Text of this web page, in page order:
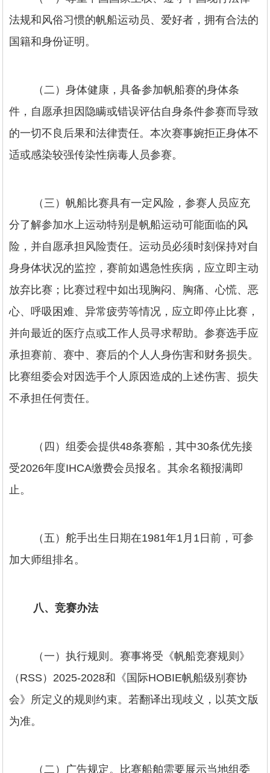
法规和风俗习惯的帆船运动员、爱好者，拥有合法的
国籍和身份证明。
（二）身体健康，具备参加帆船赛的身体条
件，自愿承担因隐瞒或错误评估自身条件参赛而导致
的一切不良后果和法律责任。本次赛事婉拒正身体不
适或感染较强传染性病毒人员参赛。
（三）帆船比赛具有一定风险，参赛人员应充
分了解参加水上运动特别是帆船运动可能面临的风
险，并自愿承担风险责任。运动员必须时刻保持对自
身身体状况的监控，赛前如遇急性疾病，应立即主动
放弃比赛；比赛过程中如出现胸闷、胸痛、心慌、恶
心、呼吸困难、异常疲劳等情况，应立即停止比赛，
并向最近的医疗点或工作人员寻求帮助。参赛选手应
承担赛前、赛中、赛后的个人人身伤害和财务损失。
比赛组委会对因选手个人原因造成的上述伤害、损失
不承担任何责任。
（四）组委会提供48条赛船，其中30条优先接
受2026年度IHCA缴费会员报名。其余名额报满即
止。
（五）舵手出生日期在1981年1月1日前，可参
加大师组排名。
八、竞赛办法
（一）执行规则。赛事将受《帆船竞赛规则》
（RSS）2025-2028和《国际HOBIE帆船级别赛协
会》所定义的规则约束。若翻译出现歧义，以英文版
为准。
（二）广告规定。比赛船舶需要展示当地组委